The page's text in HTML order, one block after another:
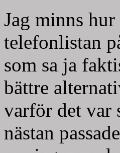
Jag minns
telefonlistan
som sa ja
bättre
varför det var
nästan